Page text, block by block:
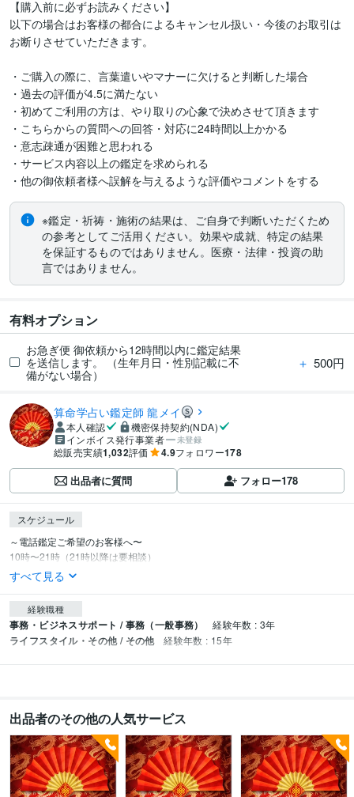
【購入前に必ずお読みください】
以下の場合はお客様の都合によるキャンセル扱い・今後のお取引は
お断りさせていただきます。
・ご購入の際に、言葉遣いやマナーに欠けると判断した場合
・過去の評価が4.5に満たない
・初めてご利用の方は、やり取りの心象で決めさせて頂きます
・こちらからの質問への回答・対応に24時間以上かかる
・意志疎通が困難と思われる
・サービス内容以上の鑑定を求められる
※鑑定・祈祷・施術の結果は、ご自身で判断いただくため
の参考としてご活用ください。効果や成就、特定の結果
を保証するものではありません。医療・法律・投資の助
言ではありません。
有料オプション
お急ぎ便 御依頼から12時間以内に鑑定結果
を送信します。 （生年月日・性別記載に不
備がない場合）
＋ 500円
算命学占い鑑定師 龍メイ
本人確認
機密保持契約(NDA)
インボイス発行事業者
未登録
総販売実績1,032評価 4.9フォロワー178
出品者に質問 フォロー178
スケジュール
～電話鑑定ご希望のお客様へ〜
10時〜21時（21時以降は要相談）
すべて見る
経験職種
事務・ビジネスサポート / 事務（一般事務） 経験年数 : 3年
ライフスタイル・その他 / その他 経験年数 : 15年
出品者のその他の人気サービス